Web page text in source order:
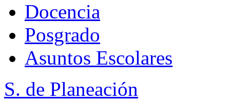
Docencia
Posgrado
Asuntos Escolares
S. de Planeación